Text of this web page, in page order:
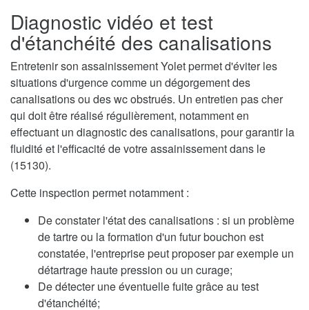
Diagnostic vidéo et test
d'étanchéité des canalisations
Entretenir son assainissement Yolet permet d'éviter les
situations d'urgence comme un dégorgement des
canalisations ou des wc obstrués. Un entretien pas cher
qui doit être réalisé régulièrement, notamment en
effectuant un diagnostic des canalisations, pour garantir la
fluidité et l'efficacité de votre assainissement dans le
(15130).
Cette inspection permet notamment :
De constater l'état des canalisations : si un problème
de tartre ou la formation d'un futur bouchon est
constatée, l'entreprise peut proposer par exemple un
détartrage haute pression ou un curage;
De détecter une éventuelle fuite grâce au test
d'étanchéité;